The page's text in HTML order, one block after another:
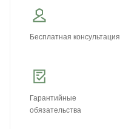
Бесплатная консультация
Гарантийные
обязательства